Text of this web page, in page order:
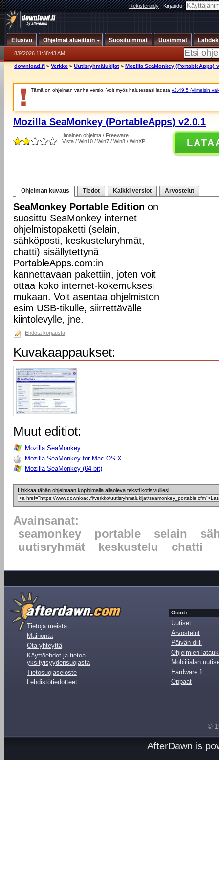
Rekisteröidy|Kirjaudu:
Etusivu Ohjelmat alueittain Suosituimmat Uusimmat
8/9/2026 11:38:43 AM
download.fi > Verkko > Uutisryhmälukijat > Mozilla SeaMonkey (PortableApps)
Tämä on ohjelman vanha versio. Voit myös halutessasi ladata v2.49.5 (viimeisin
Mozilla SeaMonkey (PortableApps) v2.0.1
Ilmainen ohjelma / Freeware
Vista / Win10 / Win7 / Win8 / WinXP
Ohjelman kuvaus Tiedot Kaikki versiot Arvostelut
SeaMonkey Portable Edition on
suosittu SeaMonkey internet-
ohjelmistopaketti (selain,
sähköposti, keskusteluryhmät,
chatti) sisällytettynä
PortableApps.com:in
kannettavaan pakettiin, joten voit
ottaa koko internet-kokemuksesi
mukaan. Voit asentaa ohjelmiston
esim USB-tikulle, siirrettävälle
kiintolevylle, jne.
Ehdota korjausta
Kuvakaappaukset:
Muut editiot:
Mozilla SeaMonkey
Mozilla SeaMonkey for Mac OS X
Mozilla SeaMonkey (64-bit)
Linkkaa tähän ohjelmaan kopioimalla allaoleva teksti kotisivuillesi:
Avainsanat:
seamonkey
portable selain
uutisryhmät
keskustelu chatti
Tietoja meistä
Mainonta
Ota yhteyttä
Käyttöehdot ja tietoa
yksityisyydensuojasta
Tietosuojaseloste
Lehdistötiedotteet
Osiot:
Uutiset
Arvostelut
Päivän diili
Ohjelmien
Mobiilialan
Hardware.fi
Oppaat
©
AfterDawn is